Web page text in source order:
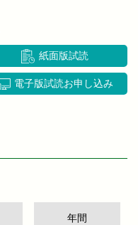
紙面版試読
電子版試読お申し込み
年間